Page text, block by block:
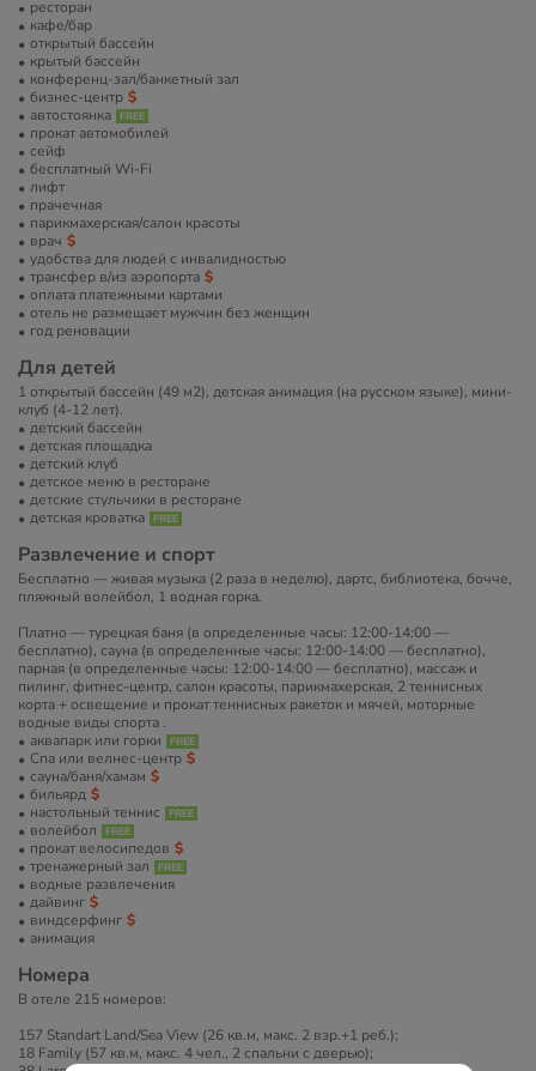
ресторан
кафе/бар
открытый бассейн
крытый бассейн
конференц-зал/банкетный зал
бизнес-центр
автостоянка
прокат автомобилей
сейф
бесплатный Wi-Fi
лифт
прачечная
парикмахерская/салон красоты
врач
удобства для людей с инвалидностью
трансфер в/из аэропорта
оплата платежными картами
отель не размещает мужчин без женщин
год реновации
Для детей
1 открытый бассейн (49 м2), детская анимация (на русском языке), мини-
клуб (4-12 лет).
детский бассейн
детская площадка
детский клуб
детское меню в ресторане
детские стульчики в ресторане
детская кроватка
Развлечение и спорт
Бесплатно — живая музыка (2 раза в неделю), дартс, библиотека, бочче,
пляжный волейбол, 1 водная горка.
Платно — турецкая баня (в определенные часы: 12:00-14:00 —
бесплатно), сауна (в определенные часы: 12:00-14:00 — бесплатно),
парная (в определенные часы: 12:00-14:00 — бесплатно), массаж и
пилинг, фитнес-центр, салон красоты, парикмахерская, 2 теннисных
корта + освещение и прокат теннисных ракеток и мячей, моторные
водные виды спорта .
аквапарк или горки
Спа или велнес-центр
сауна/баня/хамам
бильярд
настольный теннис
волейбол
прокат велосипедов
тренажерный зал
водные развлечения
дайвинг
виндсерфинг
анимация
Номера
В отеле 215 номеров:
157 Standart Land/Sea View (26 кв.м, макс. 2 взр.+1 реб.);
18 Family (57 кв.м, макс. 4 чел., 2 спальни с дверью);